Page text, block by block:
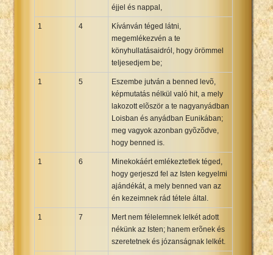
Vietnamese 1934 Bible
éjjel és nappal,
1 4
Kívánván téged látni,
megemlékezvén a te
könyhullatásaidról, hogy örömmel
teljesedjem be;
1 5
Eszembe jutván a benned levõ,
képmutatás nélkül való hit, a mely
lakozott elõször a te nagyanyádban
Loisban és anyádban Eunikában;
meg vagyok azonban gyõzõdve,
hogy benned is.
1 6
Minekokáért emlékeztetlek téged,
hogy gerjeszd fel az Isten kegyelmi
ajándékát, a mely benned van az
én kezeimnek rád tétele által.
1 7
Mert nem félelemnek lelkét adott
nékünk az Isten; hanem erõnek és
szeretetnek és józanságnak lelkét.